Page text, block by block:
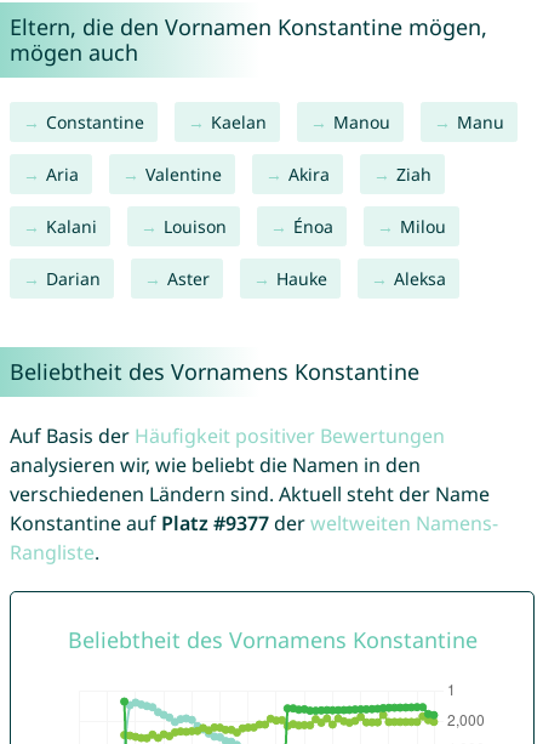
Eltern, die den Vornamen Konstantine mögen,
mögen auch
Constantine Kaelan Manou Manu
Aria Valentine Akira Ziah
Kalani Louison Énoa Milou
Darian Aster Hauke Aleksa
Beliebtheit des Vornamens Konstantine
Auf Basis der Häufigkeit positiver Bewertungen
analysieren wir, wie beliebt die Namen in den
verschiedenen Ländern sind. Aktuell steht der Name
Konstantine auf Platz #9377derweltweiten Namens-
Rangliste.